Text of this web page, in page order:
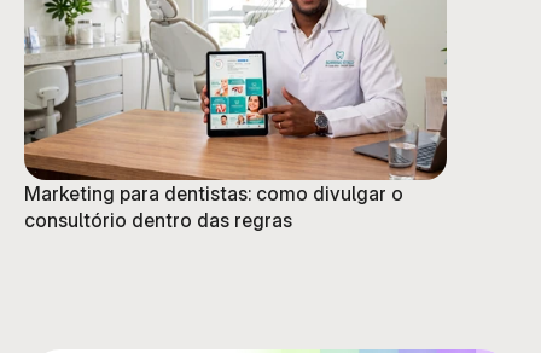
Marketing para dentistas: como divulgar o
consultório dentro das regras